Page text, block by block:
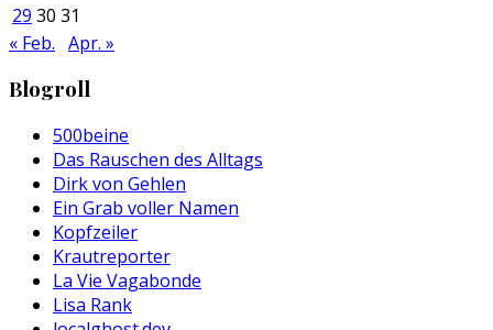
29 30 31
« Feb. Apr. »
Blogroll
500beine
Das Rauschen des Alltags
Dirk von Gehlen
Ein Grab voller Namen
Kopfzeiler
Krautreporter
La Vie Vagabonde
Lisa Rank